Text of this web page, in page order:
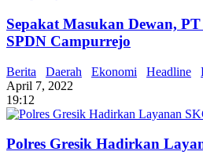
Sepakat Masukan Dewan,
SPDN Campurrejo
Berita Daerah Ekonomi Headline
April 7, 2022
19:12
Polres Gresik Hadirkan